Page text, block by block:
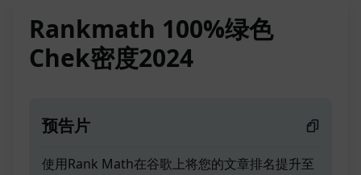
Rankmath 100%绿色
Chek密度2024
预告片
使用Rank Math在谷歌上将您的文章排名提升至